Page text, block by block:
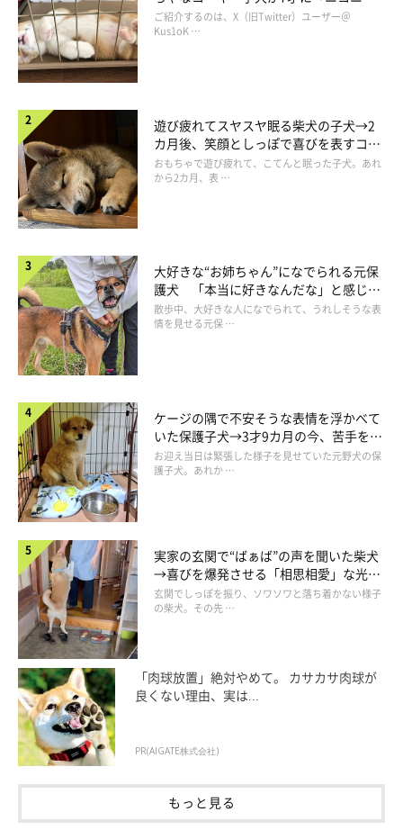
コ“コーギースマイル”が魅力のコに成
長！
ご紹介するのは、X（旧Twitter）ユーザー＠
Kus1oK …
遊び疲れてスヤスヤ眠る柴犬の子犬→2
カ月後、笑顔としっぽで喜びを表すコに
成長！
おもちゃで遊び疲れて、こてんと眠った子犬。あれ
から2カ月、表 …
大好きな“お姉ちゃん”になでられる元保
護犬 「本当に好きなんだな」と感じる
表情にほっこり
散歩中、大好きな人になでられて、うれしそうな表
情を見せる元保 …
ケージの隅で不安そうな表情を浮かべて
いた保護子犬→3才9カ月の今、苦手を克
服し頼もしいコに成長！
お迎え当日は緊張した様子を見せていた元野犬の保
護子犬。あれか …
実家の玄関で“ばぁば”の声を聞いた柴犬
→喜びを爆発させる「相思相愛」な光景
にほっこり
玄関でしっぽを振り、ソワソワと落ち着かない様子
の柴犬。その先 …
「肉球放置」絶対やめて。 カサカサ肉球が
良くない理由、実は...
PR(AIGATE株式会社)
もっと見る